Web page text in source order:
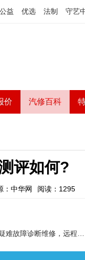
公益 优选 法制 守艺
价 汽修百科
评如何?
：中华网 阅读：1295